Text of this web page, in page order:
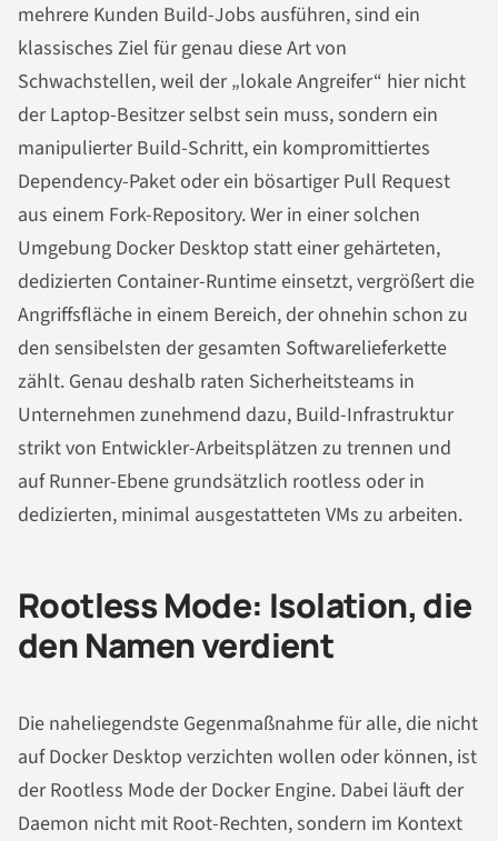
mehrere Kunden Build-Jobs ausführen, sind ein
klassisches Ziel für genau diese Art von
Schwachstellen, weil der „lokale Angreifer“ hier nicht
der Laptop-Besitzer selbst sein muss, sondern ein
manipulierter Build-Schritt, ein kompromittiertes
Dependency-Paket oder ein bösartiger Pull Request
aus einem Fork-Repository. Wer in einer solchen
Umgebung Docker Desktop statt einer gehärteten,
dedizierten Container-Runtime einsetzt, vergrößert die
Angriffsfläche in einem Bereich, der ohnehin schon zu
den sensibelsten der gesamten Softwarelieferkette
zählt. Genau deshalb raten Sicherheitsteams in
Unternehmen zunehmend dazu, Build-Infrastruktur
strikt von Entwickler-Arbeitsplätzen zu trennen und
auf Runner-Ebene grundsätzlich rootless oder in
dedizierten, minimal ausgestatteten VMs zu arbeiten.
Rootless Mode: Isolation, die
den Namen verdient
Die naheliegendste Gegenmaßnahme für alle, die nicht
auf Docker Desktop verzichten wollen oder können, ist
der Rootless Mode der Docker Engine. Dabei läuft der
Daemon nicht mit Root-Rechten, sondern im Kontext